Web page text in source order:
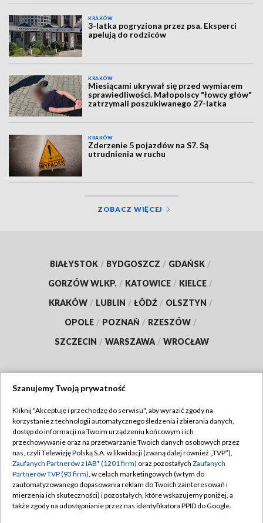
KRAKÓW
3-latka pogryziona przez psa. Eksperci
apelują do rodziców
KRAKÓW
Miesiącami ukrywał się przed wymiarem
sprawiedliwości. Małopolscy "łowcy głów"
zatrzymali poszukiwanego 27-latka
KRAKÓW
Zderzenie 5 pojazdów na S7. Są
utrudnienia w ruchu
ZOBACZ WIĘCEJ
BIAŁYSTOK / BYDGOSZCZ / GDAŃSK /
GORZÓW WLKP. / KATOWICE / KIELCE /
KRAKÓW / LUBLIN / ŁÓDŹ / OLSZTYN /
OPOLE / POZNAŃ / RZESZÓW /
SZCZECIN / WARSZAWA / WROCŁAW
TVP
Abonament TVP
Emisja w TVP
Centrum informacji TVP
Naziemna Telewizja Cyfrowa
Regulamin TVP
Polityka prywatności
Moje zgody
Pomoc
Szanujemy Twoją prywatność
Kliknij "Akceptuję i przechodzę do serwisu", aby wyrazić zgody na
korzystanie z technologii automatycznego śledzenia i zbierania danych,
dostęp do informacji na Twoim urządzeniu końcowym i ich
przechowywanie oraz na przetwarzanie Twoich danych osobowych przez
nas, czyli Telewizję Polską S.A. w likwidacji (zwaną dalej również „TVP”),
Zaufanych Partnerów z IAB* (1201 firm) oraz pozostałych Zaufanych
Partnerów TVP (93 firm), w celach marketingowych (w tym do
zautomatyzowanego dopasowania reklam do Twoich zainteresowań i
mierzenia ich skuteczności) i pozostałych, które wskazujemy poniżej, a
także zgody na udostępnianie przez nas identyfikatora PPID do Google.